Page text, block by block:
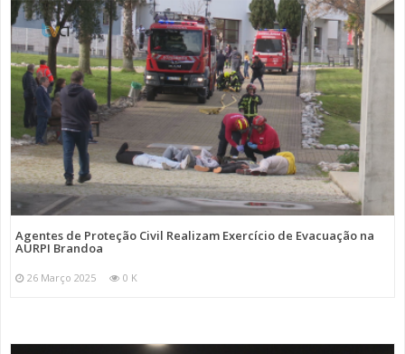
Agentes de Proteção Civil Realizam Exercício de Evacuação na
AURPI Brandoa
26 Março 2025 0 K